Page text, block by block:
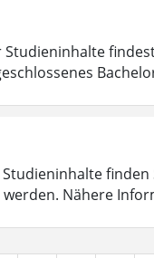
finden
Nähere